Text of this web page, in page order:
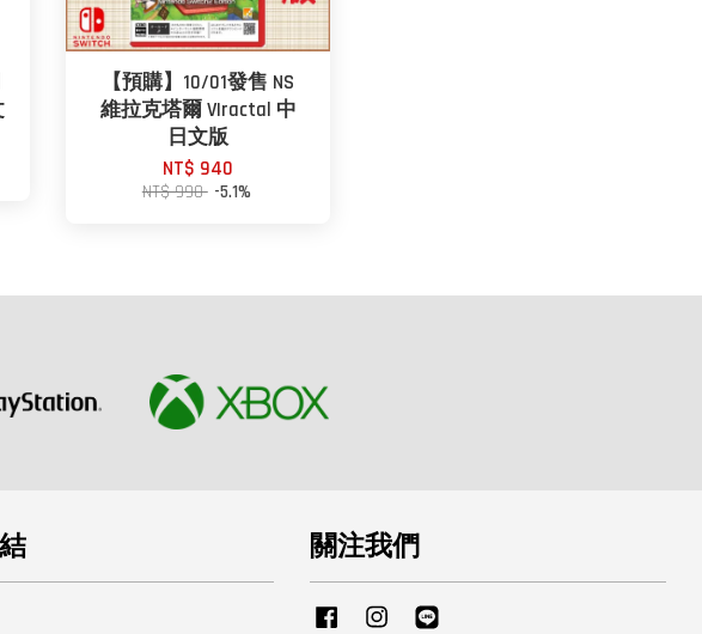
【預購】10/01發售 NS
維拉克塔爾 VIractal 中
日文版
NT$ 940
NT$ 990 -5.1%
關注我們
Facebook Instagram